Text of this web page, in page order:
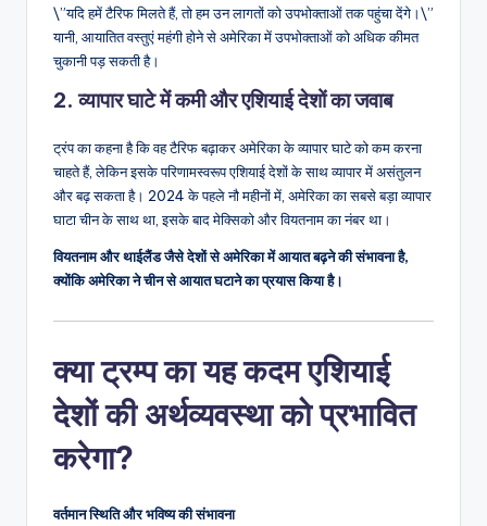
\”यदि हमें टैरिफ मिलते हैं, तो हम उन लागतों को उपभोक्ताओं तक पहुंचा देंगे।\”
यानी, आयातित वस्तुएं महंगी होने से अमेरिका में उपभोक्ताओं को अधिक कीमत
चुकानी पड़ सकती है।
2. व्यापार घाटे में कमी और एशियाई देशों का जवाब
ट्रंप का कहना है कि वह टैरिफ बढ़ाकर अमेरिका के व्यापार घाटे को कम करना
चाहते हैं, लेकिन इसके परिणामस्वरूप एशियाई देशों के साथ व्यापार में असंतुलन
और बढ़ सकता है। 2024 के पहले नौ महीनों में, अमेरिका का सबसे बड़ा व्यापार
घाटा चीन के साथ था, इसके बाद मेक्सिको और वियतनाम का नंबर था।
वियतनाम और थाईलैंड जैसे देशों से अमेरिका में आयात बढ़ने की संभावना है,
क्योंकि अमेरिका ने चीन से आयात घटाने का प्रयास किया है।
क्या ट्रम्प का यह कदम एशियाई
देशों की अर्थव्यवस्था को प्रभावित
करेगा?
वर्तमान स्थिति और भविष्य की संभावना